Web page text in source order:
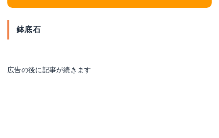
鉢底石
広告の後に記事が続きます